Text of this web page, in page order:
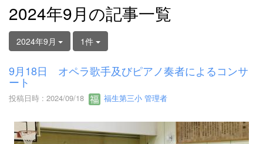
2024年9月の記事一覧
2024年9月 1件
9月18日 オペラ歌手及びピアノ奏者によるコンサ
ート
投稿日時 : 2024/09/18 福生第三小 管理者